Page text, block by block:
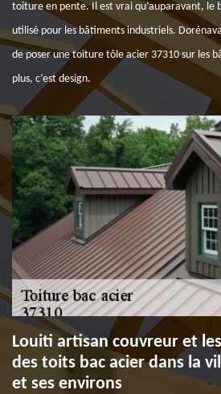
toiture en pente. Il est vrai qu’auparavant, le
utilisé pour les bâtiments industriels.
de poser une toiture tôle acier 37310 sur les
plus, c’est design.
Louiti artisan couvreur et
des toits bac acier dans la
et ses environs